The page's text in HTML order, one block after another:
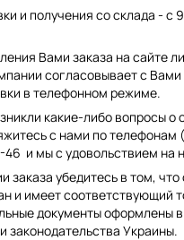
и получения со склада - с
Вами заказа на сайте
согласовывает с
в телефонном режиме.
какие-либо вопросы о
с нами по
и мы с удовольствием на
заказа убедитесь в том,
и имеет соответствующий
документы оформлены в
законодательства Украины.